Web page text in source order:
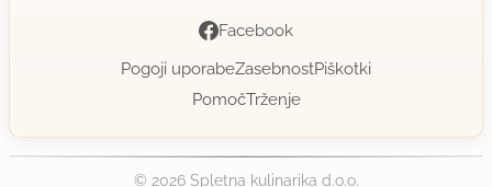
Facebook
Pogoji uporabeZasebnostPiškotki
PomočTrženje
© 2026 Spletna kulinarika d.o.o.